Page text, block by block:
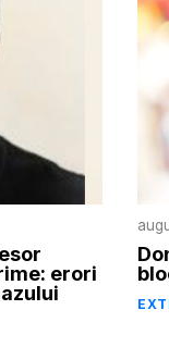
erori